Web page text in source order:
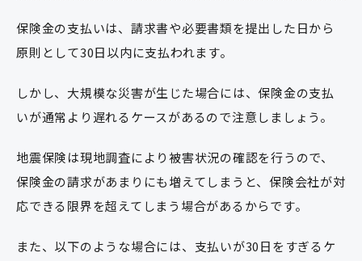
保険金の支払いは、請求書や必要書類を提出した日から
原則として30日以内に支払われます。
しかし、大規模な災害が生じた場合には、保険金の支払
いが通常より遅れるケースがあるので注意しましょう。
地震保険は現地調査により被害状況の確認を行うので、
保険金の請求があまりにも増えてしまうと、保険会社が対
応できる限界を超えてしまう場合があるからです。
また、以下のような場合には、支払いが30日をすぎるケ